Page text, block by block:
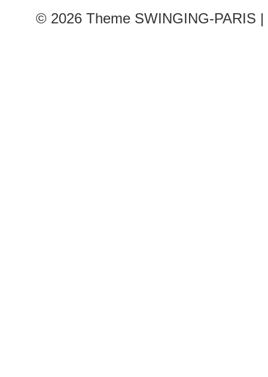
© 2026 Theme SWINGING-PARIS